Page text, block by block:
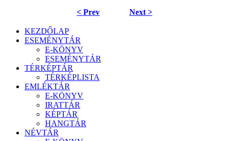
< Prev Next >
KEZDŐLAP
ESEMÉNYTÁR
E-KÖNYV
ESEMÉNYTÁR
TÉRKÉPTÁR
TÉRKÉPLISTA
EMLÉKTÁR
E-KÖNYV
IRATTÁR
KÉPTÁR
HANGTÁR
NÉVTÁR